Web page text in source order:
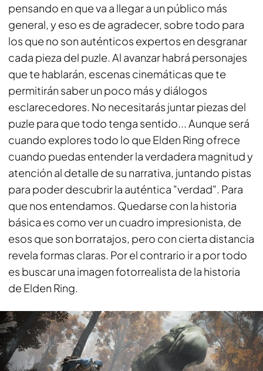
pensando en que va a llegar a un público más
general, y eso es de agradecer, sobre todo para
los que no son auténticos expertos en desgranar
cada pieza del puzle. Al avanzar habrá personajes
que te hablarán, escenas cinemáticas que te
permitirán saber un poco más y diálogos
esclarecedores. No necesitarás juntar piezas del
puzle para que todo tenga sentido... Aunque será
cuando explores todo lo que Elden Ring ofrece
cuando puedas entender la verdadera magnitud y
atención al detalle de su narrativa, juntando pistas
para poder descubrir la auténtica "verdad". Para
que nos entendamos. Quedarse con la historia
básica es como ver un cuadro impresionista, de
esos que son borratajos, pero con cierta distancia
revela formas claras. Por el contrario ir a por todo
es buscar una imagen fotorrealista de la historia
de Elden Ring.